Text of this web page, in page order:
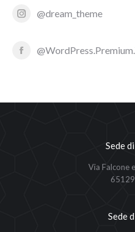
@dream_theme
Sede
Via Falcone
Sede